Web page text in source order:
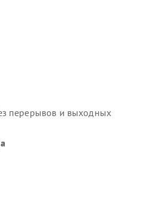
перерывов и выходных